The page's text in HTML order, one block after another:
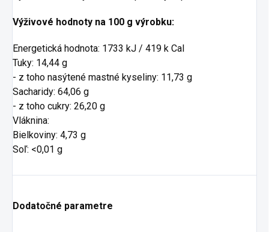
Výživové hodnoty na 100 g výrobku:
Energetická hodnota: 1733 kJ / 419 k Cal
Tuky: 14,44 g
- z toho nasýtené mastné kyseliny: 11,73 g
Sacharidy: 64,06 g
- z toho cukry: 26,20 g
Vláknina:
Bielkoviny: 4,73 g
Soľ: <0,01 g
Dodatočné parametre